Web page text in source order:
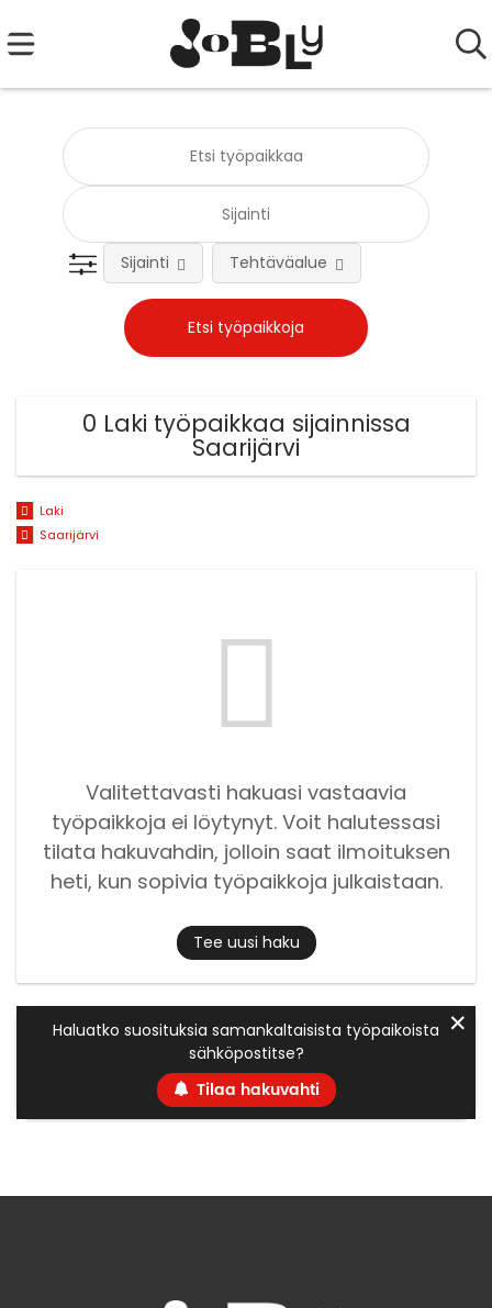
Sijainti Tehtäväalue
0 Laki työpaikkaa sijainnissa
Saarijärvi
Laki
Saarijärvi
Valitettavasti hakuasi vastaavia
työpaikkoja ei löytynyt. Voit halutessasi
tilata hakuvahdin, jolloin saat ilmoituksen
heti, kun sopivia työpaikkoja julkaistaan.
Tee uusi haku
Haluatko suosituksia samankaltaisista työpaikoista
sähköpostitse?
Tilaa hakuvahti
✕